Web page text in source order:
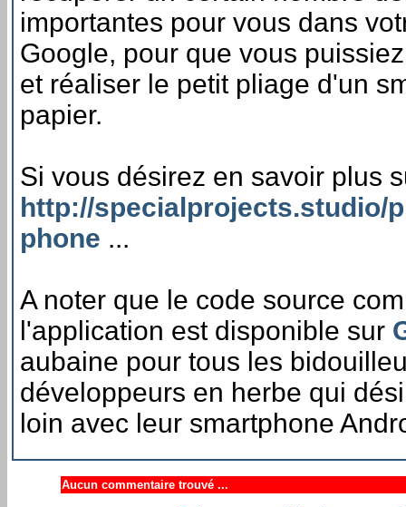
importantes pour vous dans
Google, pour que vous
et réaliser le petit pliage d'un
papier.
Si vous désirez en savoir plus
http://specialprojects.studio/
phone ...
A noter que le code source
l'application est disponible sur
aubaine pour tous les
développeurs en herbe qui
loin avec leur smartphone
Aucun commentaire trouvé ...